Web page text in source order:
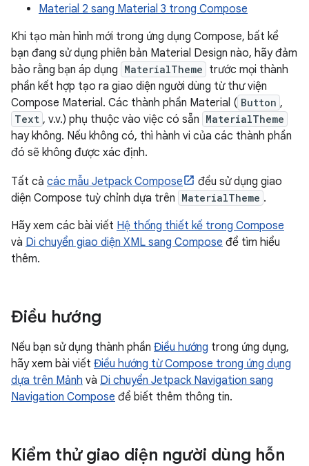
Material 2 sang Material 3 trong Compose
Khi tạo màn hình mới trong ứng dụng Compose, bất kể
bạn đang sử dụng phiên bản Material Design nào, hãy đảm
bảo rằng bạn áp dụng MaterialTheme trước mọi thành
phần kết hợp tạo ra giao diện người dùng từ thư viện
Compose Material. Các thành phần Material ( Button ,
Text , v.v.) phụ thuộc vào việc có sẵn MaterialTheme
hay không. Nếu không có, thì hành vi của các thành phần
đó sẽ không được xác định.
Tất cả các mẫu Jetpack Compose
đều sử dụng giao
diện Compose tuỳ chỉnh dựa trên MaterialTheme .
Hãy xem các bài viết Hệ thống thiết kế trong Compose
và Di chuyển giao diện XML sang Compose để tìm hiểu
thêm.
Điều hướng
Nếu bạn sử dụng thành phần Điều hướng trong ứng dụng,
hãy xem bài viết Điều hướng từ Compose trong ứng dụng
dựa trên Mảnh và Di chuyển Jetpack Navigation sang
Navigation Compose để biết thêm thông tin.
Kiểm thử giao diện người dùng hỗn